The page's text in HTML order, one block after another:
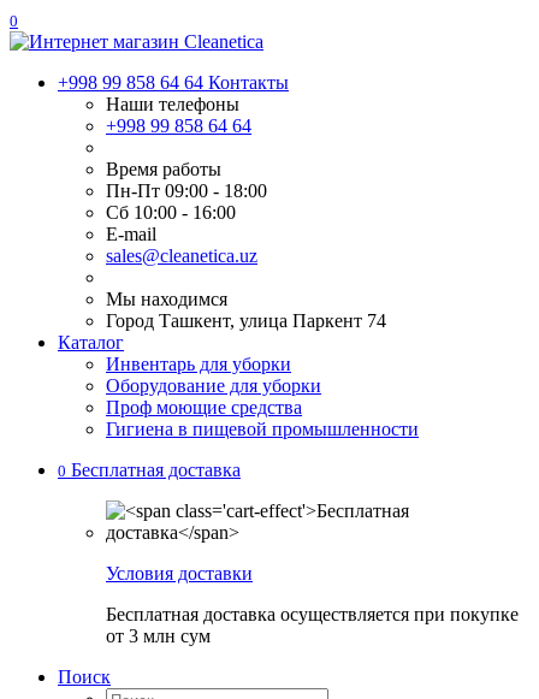
0
+998 99 858 64 64 Контакты
Наши телефоны
+998 99 858 64 64
Время работы
Пн-Пт 09:00 - 18:00
Сб 10:00 - 16:00
E-mail
sales@cleanetica.uz
Мы находимся
Город Ташкент, улица Паркент 74
Каталог
Инвентарь для уборки
Оборудование для уборки
Проф моющие средства
Гигиена в пищевой промышленности
0 Бесплатная доставка
Условия доставки
Бесплатная доставка осуществляется при покупке
от 3 млн сум
Поиск